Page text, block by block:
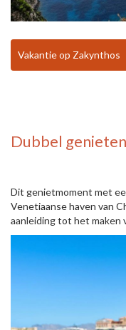
Vakantie op Zakynthos
Dubbel
Dit genietmoment met
Venetiaanse haven van
aanleiding tot het maken